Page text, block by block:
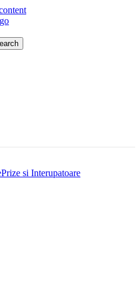
Prize si Interupatoare